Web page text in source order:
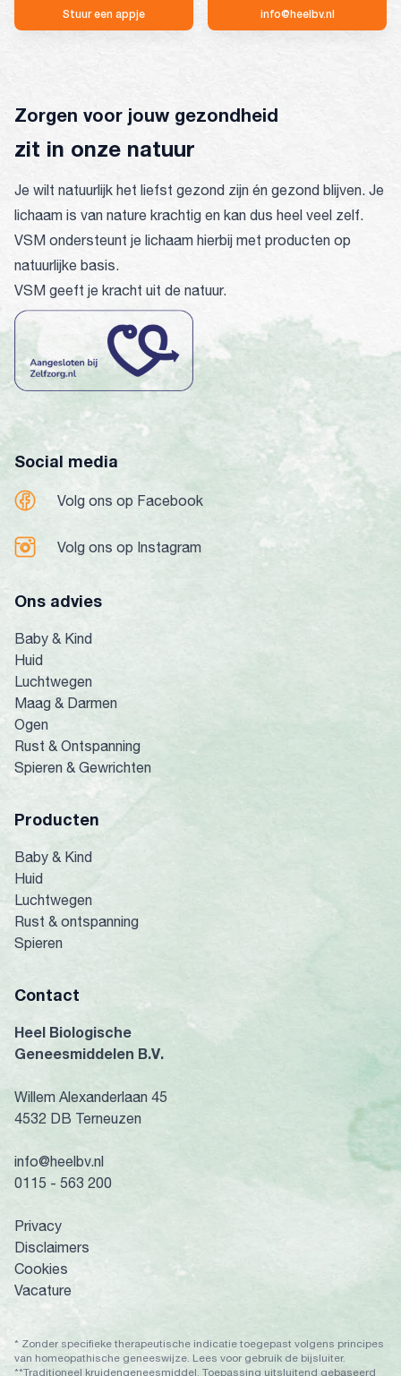
Stuur een appje info@heelbv.nl
Zorgen voor jouw gezondheid
zit in onze natuur
Je wilt natuurlijk het liefst gezond zijn én gezond blijven. Je
lichaam is van nature krachtig en kan dus heel veel zelf.
VSM ondersteunt je lichaam hierbij met producten op
natuurlijke basis.
VSM geeft je kracht uit de natuur.
Social media
Volg ons op Facebook
Volg ons op Instagram
Ons advies
Baby & Kind
Huid
Luchtwegen
Maag & Darmen
Ogen
Rust & Ontspanning
Spieren & Gewrichten
Producten
Baby & Kind
Huid
Luchtwegen
Rust & ontspanning
Spieren
Contact
Heel Biologische
Geneesmiddelen B.V.
Willem Alexanderlaan 45
4532 DB Terneuzen
info@heelbv.nl
0115 - 563 200
Privacy
Disclaimers
Cookies
Vacature
* Zonder specifieke therapeutische indicatie toegepast volgens principes
van homeopathische geneeswijze. Lees voor gebruik de bijsluiter.
**Traditioneel kruidengeneesmiddel. Toepassing uitsluitend gebaseerd